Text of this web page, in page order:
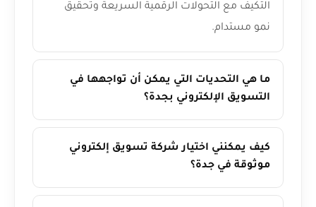
التكيف مع التحولات الرقمية السريعة وتحقيق
نمو مستدام.
ما هي التحديات التي يمكن أن تواجهها في
التسويق الإلكتروني بجدة؟
كيف يمكنني اختيار شركة تسويق إلكتروني
موثوقة في جدة؟